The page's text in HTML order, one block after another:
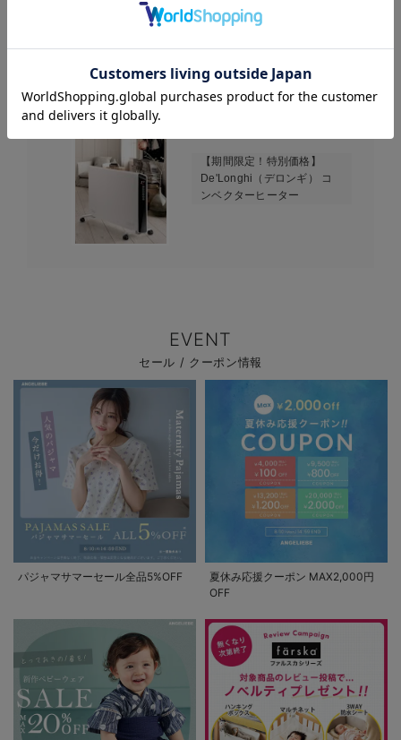
お気に入り商品を確認する
オイルヒーターを検討していましたが、家電量販店でコンベ
クターヒーターを見つけて悩...
ご購入者様
2024-12-28
【期間限定！特別価格】
De'Longhi（デロンギ） コ
ンベクターヒーター
EVENT
セール / クーポン情報
パジャマサマーセール全品5%OFF
夏休み応援クーポン MAX2,000円
OFF